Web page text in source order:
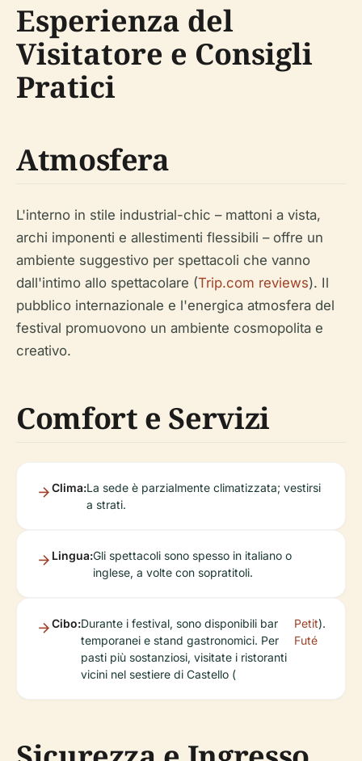
Esperienza del
Visitatore e Consigli
Pratici
Atmosfera
L'interno in stile industrial-chic – mattoni a vista,
archi imponenti e allestimenti flessibili – offre un
ambiente suggestivo per spettacoli che vanno
dall'intimo allo spettacolare (Trip.com reviews). Il
pubblico internazionale e l'energica atmosfera del
festival promuovono un ambiente cosmopolita e
creativo.
Comfort e Servizi
Clima:La sede è parzialmente climatizzata; vestirsi
a strati.
Lingua:Gli spettacoli sono spesso in italiano o
inglese, a volte con sopratitoli.
Cibo:Durante i festival, sono disponibili bar
temporanei e stand gastronomici. Per
pasti più sostanziosi, visitate i ristoranti
vicini nel sestiere di Castello (
Petit
Futé
).